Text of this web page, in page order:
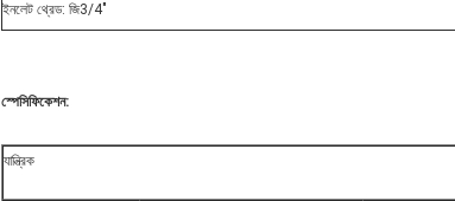
ইনলেট থ্রেড: জি3/4"
স্পেসিফিকেশন:
যান্ত্রিক